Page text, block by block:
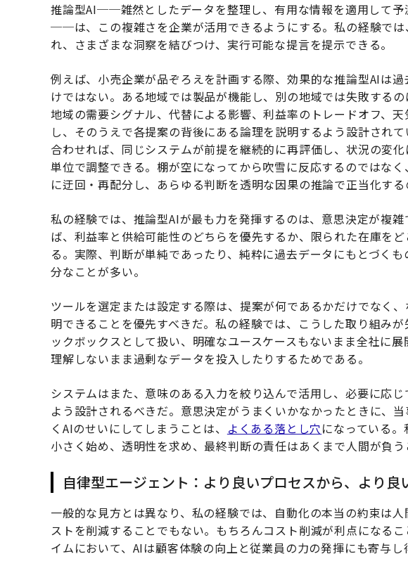
推論型AI──雑然としたデータを整理し、有用な情報を適用して予
──は、この複雑さを企業が活用できるようにする。私の経験で
れ、さまざまな洞察を結びつけ、実行可能な提言を提示できる。
例えば、小売企業が品ぞろえを計画する際、効果的な推論型AIは
けではない。ある地域では製品が機能し、別の地域では失敗するの
地域の需要シグナル、代替による影響、利益率のトレードオフ、
し、そのうえで各提案の背後にある論理を説明するよう設計され
合わせれば、同じシステムが前提を継続的に再評価し、状況の変
単位で調整できる。棚が空になってから吹雪に反応するのではな
に迂回・再配分し、あらゆる判断を透明な因果の推論で正当化する
私の経験では、推論型AIが最も力を発揮するのは、意思決定が複
ば、利益率と供給可能性のどちらを優先するか、限られた在庫を
る。実際、判断が単純であったり、純粋に過去データにもとづく
分なことが多い。
ツールを選定または設定する際は、提案が何であるかだけでなく、
明できることを優先すべきだ。私の経験では、こうした取り組み
ックボックスとして扱い、明確なユースケースもないまま全社に
理解しないまま過剰なデータを投入したりするためである。
システムはまた、意味のある入力を絞り込んで活用し、必要に応
よう設計されるべきだ。意思決定がうまくいかなかったときに、
くAIのせいにしてしまうことは、 よくある落とし穴になっている
小さく始め、透明性を求め、最終判断の責任はあくまで人間が負う
自律型エージェント：より良いプロセスから、より良
一般的な見方とは異なり、私の経験では、自動化の本当の約束は
ストを削減することでもない。もちろんコスト削減が利点になる
イムにおいて、AIは顧客体験の向上と従業員の力の発揮にも寄与し